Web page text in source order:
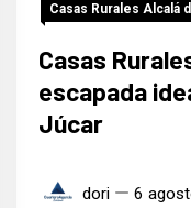
Casas Rurales Alcalá
Casas
escapada
Júcar
dori 6